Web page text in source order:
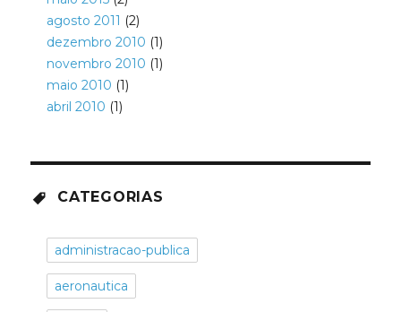
agosto 2011 (2)
dezembro 2010 (1)
novembro 2010 (1)
maio 2010 (1)
abril 2010 (1)
CATEGORIAS
administracao-publica
aeronautica